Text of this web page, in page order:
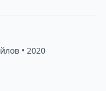
• 2020